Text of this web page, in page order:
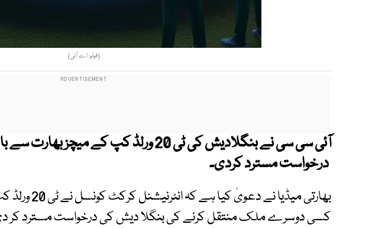
(فوٹو: اے آئی)
آئی سی سی نے بنگلادیش کی ٹی 20 ورلڈ کپ کے
درخواست مسترد کردی۔
بھارتی میڈیا نے
کسی دوسرے ملک منتقل کرنے کی بنگلا دیش کی درخواست مسترد کر